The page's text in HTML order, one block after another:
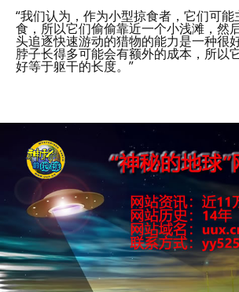
“我们认为，作为小型掠食者，它们可
食，所以它们偷偷靠近一个小浅滩，然
头追逐快速游动的猎物的能力是一种很
脖子长得多可能会有额外的成本，所以
好等于躯干的长度。”